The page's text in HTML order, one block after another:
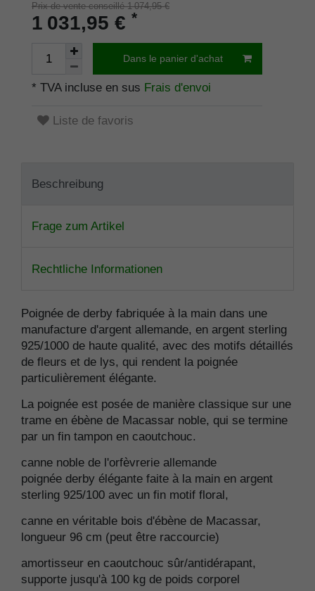
Prix de vente conseillé 1 074,95 €
1 031,95 € *
Dans le panier d'achat
* TVA incluse en sus Frais d'envoi
Liste de favoris
Beschreibung
Frage zum Artikel
Rechtliche Informationen
Poignée de derby fabriquée à la main dans une
manufacture d'argent allemande, en argent sterling
925/1000 de haute qualité, avec des motifs détaillés
de fleurs et de lys, qui rendent la poignée
particulièrement élégante.
La poignée est posée de manière classique sur une
trame en ébène de Macassar noble, qui se termine
par un fin tampon en caoutchouc.
canne noble de l'orfèvrerie allemande
poignée derby élégante faite à la main en argent
sterling 925/100 avec un fin motif floral,
canne en véritable bois d'ébène de Macassar,
longueur 96 cm (peut être raccourcie)
amortisseur en caoutchouc sûr/antidérapant,
supporte jusqu'à 100 kg de poids corporel